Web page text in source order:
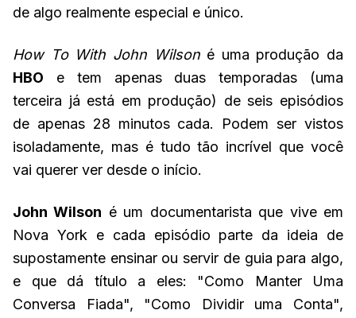
de algo realmente especial e único.
How To With John Wilsoné uma produção da
HBO e tem apenas duas temporadas (uma
terceira já está em produção) de seis episódios
de apenas 28 minutos cada. Podem ser vistos
isoladamente, mas é tudo tão incrível que você
vai querer ver desde o início.
John Wilson é um documentarista que vive em
Nova York e cada episódio parte da ideia de
supostamente ensinar ou servir de guia para algo,
e que dá título a eles: "Como Manter Uma
Conversa Fiada", "Como Dividir uma Conta",